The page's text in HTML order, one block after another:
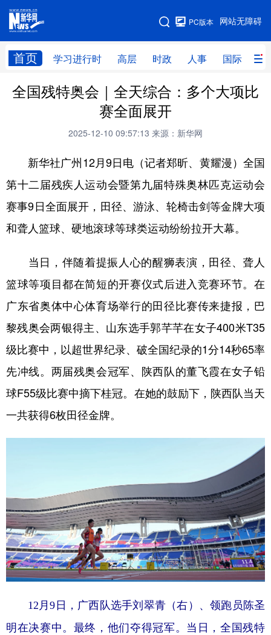
网站无障碍
PC版本
首页 学习进行时 高层 时政 人事 国际 财
网站地图
学习进行时 高层 时政 人事
财经 网评
科技 科创 量子 体育
文化 书画 健康
食品 人居 信息化 数字经济
彩票 娱乐 时尚 悦读
公益 一带一路 亚太网 上市公司
文化产业
山西
江苏
浙江 安徽 福建 江西
山东 河南 湖北 湖南
广东 广西 海南 重庆
陕西 甘肃 青海 宁夏
全国残特奥会｜全天综合：多个大项比
赛全面展开
2025-12-10 09:57:13 来源：新华网
新华社广州12月9日电（记者郑昕、黄耀漫）全国
第十二届残疾人运动会暨第九届特殊奥林匹克运动会
赛事9日全面展开，田径、游泳、轮椅击剑等金牌大项
和聋人篮球、硬地滚球等球类运动纷纷拉开大幕。
当日，伴随着提振人心的醒狮表演，田径、聋人
篮球等项目都在简短的开赛仪式后进入竞赛环节。在
广东省奥体中心体育场举行的田径比赛传来捷报，巴
黎残奥会两银得主、山东选手郭芊芊在女子400米T35
级比赛中，以超世界纪录、破全国纪录的1分14秒65率
先冲线。两届残奥会冠军、陕西队的董飞霞在女子铅
球F55级比赛中摘下桂冠。在她的鼓励下，陕西队当天
一共获得6枚田径金牌。
12月9日，广西队选手刘翠青（右）、领跑员陈圣
明在决赛中。最终，他们夺得冠军。当日，全国残特